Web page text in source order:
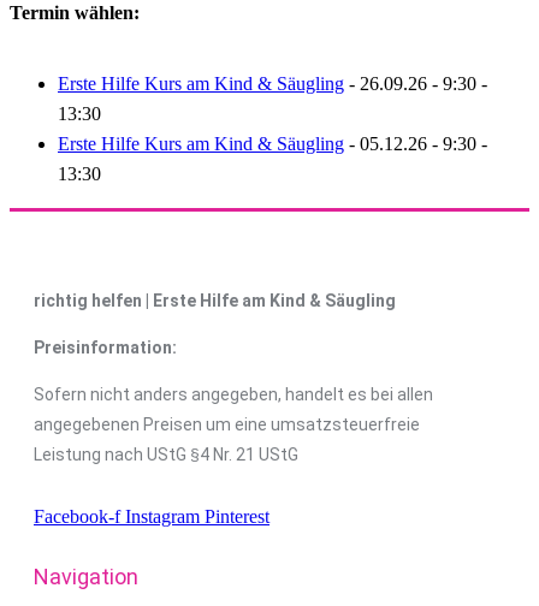
Termin wählen:
Erste Hilfe Kurs am Kind & Säugling - 26.09.26 - 9:30 -
13:30
Erste Hilfe Kurs am Kind & Säugling - 05.12.26 - 9:30 -
13:30
richtig helfen | Erste Hilfe am Kind & Säugling
Preisinformation:
Sofern nicht anders angegeben, handelt es bei allen
angegebenen Preisen um eine umsatzsteuerfreie
Leistung nach UStG §4 Nr. 21 UStG
Facebook-f Instagram Pinterest
Navigation